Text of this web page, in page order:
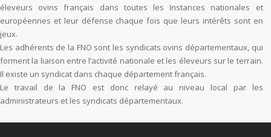
éleveurs ovins français dans toutes les Instances nationales et
européennes et leur défense chaque fois que leurs intérêts sont en
jeux.
Les adhérents de la FNO sont les syndicats ovins départementaux, qui
forment la liaison entre l’activité nationale et les éleveurs sur le terrain.
Il existe un syndicat dans chaque département français.
Le travail de la FNO est donc relayé au niveau local par les
administrateurs et les syndicats départementaux.